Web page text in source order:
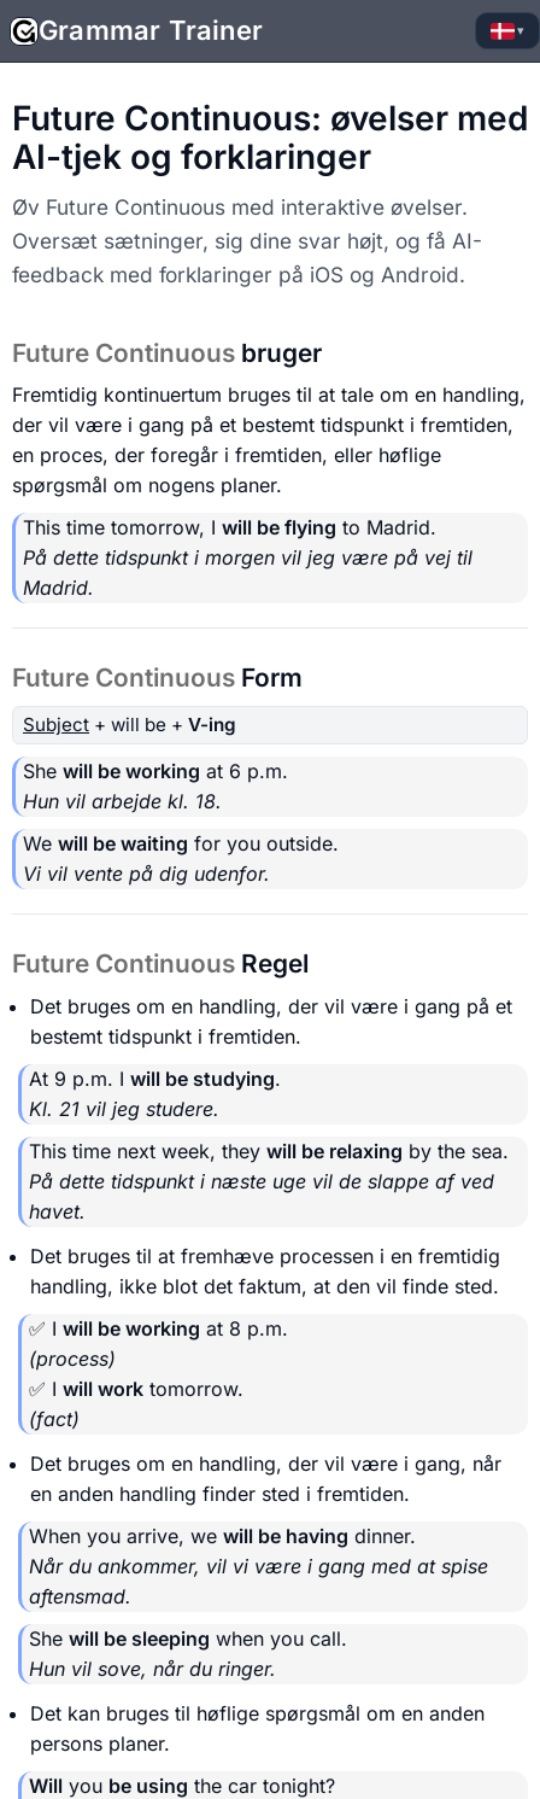
Grammar Trainer ▾
Future Continuous: øvelser med
AI-tjek og forklaringer
Øv Future Continuous med interaktive øvelser.
Oversæt sætninger, sig dine svar højt, og få AI-
feedback med forklaringer på iOS og Android.
Future Continuous bruger
Fremtidig kontinuertum bruges til at tale om en handling,
der vil være i gang på et bestemt tidspunkt i fremtiden,
en proces, der foregår i fremtiden, eller høflige
spørgsmål om nogens planer.
This time tomorrow, I will be flying to Madrid.
På dette tidspunkt i morgen vil jeg være på vej til
Madrid.
Future Continuous Form
Subject + will be + V-ing
She will be working at 6 p.m.
Hun vil arbejde kl. 18.
We will be waiting for you outside.
Vi vil vente på dig udenfor.
Future Continuous Regel
Det bruges om en handling, der vil være i gang på et
bestemt tidspunkt i fremtiden.
At 9 p.m. I will be studying.
Kl. 21 vil jeg studere.
This time next week, they will be relaxing by the sea.
På dette tidspunkt i næste uge vil de slappe af ved
havet.
Det bruges til at fremhæve processen i en fremtidig
handling, ikke blot det faktum, at den vil finde sted.
✅ I will be working at 8 p.m.
(process)
✅ I will work tomorrow.
(fact)
Det bruges om en handling, der vil være i gang, når
en anden handling finder sted i fremtiden.
When you arrive, we will be having dinner.
Når du ankommer, vil vi være i gang med at spise
aftensmad.
She will be sleeping when you call.
Hun vil sove, når du ringer.
Det kan bruges til høflige spørgsmål om en anden
persons planer.
Will you be using the car tonight?